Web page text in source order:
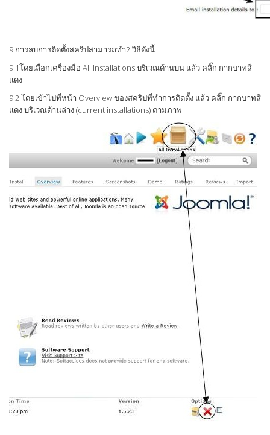
9.การลบการติดตั้งสคริปสามารถทำ2 วิธีดังนี้
9.1โดยเลือกเครื่องมือ All Installations บริเวณด้านบน แล้ว คลิ๊ก กากบาทสี
แดง
9.2 โดยเข้าไปที่หน้า Overview ของสคริปที่ทำการติดตั้ง แล้ว คลิ๊ก กากบาทสี
แดง บริเวณด้านล่าง (current installations) ตามภาพ